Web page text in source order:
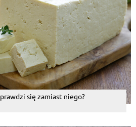
się zamiast niego?